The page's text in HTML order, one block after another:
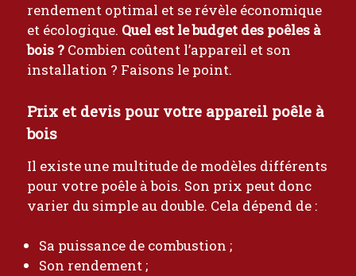
rendement optimal et se révèle économique
et écologique. Quel est le budget des poêles à
bois ? Combien coûtent l’appareil et son
installation ? Faisons le point.
Prix et devis pour votre appareil poêle à
bois
Il existe une multitude de modèles différents
pour votre poêle à bois. Son prix peut donc
varier du simple au double. Cela dépend de :
Sa puissance de combustion ;
Son rendement ;